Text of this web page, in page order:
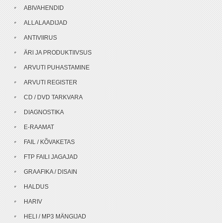
ABIVAHENDID
ALLALAADIJAD
ANTIVIIRUS
ÄRI JA PRODUKTIIVSUS
ARVUTI PUHASTAMINE
ARVUTI REGISTER
CD / DVD TARKVARA
DIAGNOSTIKA
E-RAAMAT
FAIL / KÕVAKETAS
FTP FAILI JAGAJAD
GRAAFIKA / DISAIN
HALDUS
HARIV
HELI / MP3 MÄNGIJAD